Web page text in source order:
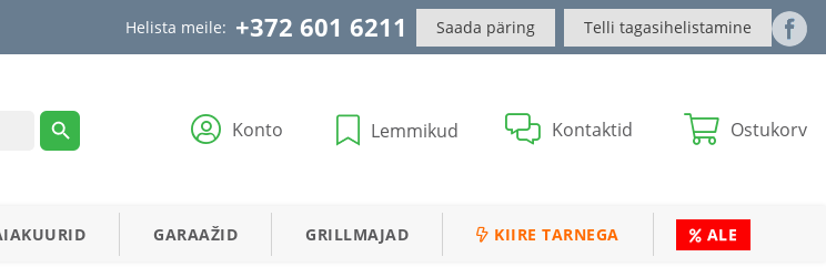
Helista meile: +372 601 6211 Saada päring Telli tagasihelistamine
Konto Lemmikud Kontaktid Ostukorv
GARAAŽID GRILLMAJAD KIIRE TARNEGA ALE